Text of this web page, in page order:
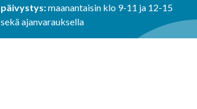
päivystys:maanantaisin klo 9-11 ja 12-15
sekä ajanvarauksella